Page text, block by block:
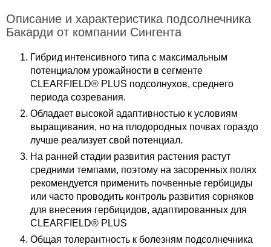
Описание и характеристика подсолнечника
Бакарди от компании Сингента
Гибрид интенсивного типа с максимальным
потенциалом урожайности в сегменте
CLEARFIELD® PLUS подсолнухов, среднего
периода созревания.
Обладает высокой адаптивностью к условиям
выращивания, но на плодородных почвах гораздо
лучше реализует свой потенциал.
На ранней стадии развития растения растут
средними темпами, поэтому на засоренных полях
рекомендуется применить почвенные гербициды
или часто проводить контроль развития сорняков
для внесения гербицидов, адаптированных для
CLEARFIELD® PLUS
Общая толерантность к болезням подсолнечника